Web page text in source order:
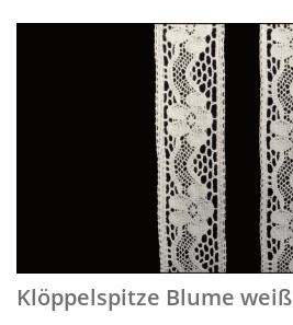
Klöppelspitze Blume weiß